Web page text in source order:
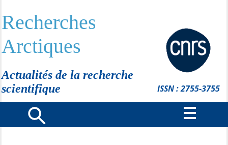
Recherches
Arctiques
Actualités de la recherche
scientifique
ISSN : 2755-3755